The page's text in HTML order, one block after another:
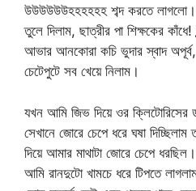
উউউউউউহহহহহহ শব্দ করতে
তুলে দিলাম, ছাত্রীর পা শিক্ষকের কাঁধে!
আভার আনকোরা কচি ভুদার স্বাদ
চেটেপুটে সব খেয়ে নিলাম।
যখন আমি জিভ দিয়ে ওর ক্লিটোরিসের
সেখানে জোরে চেপে ধরে ঘষা
দিয়ে আমার মাথাটা জোরে চেপে
আমি রানদুটো খামচে ধরে টিপতে